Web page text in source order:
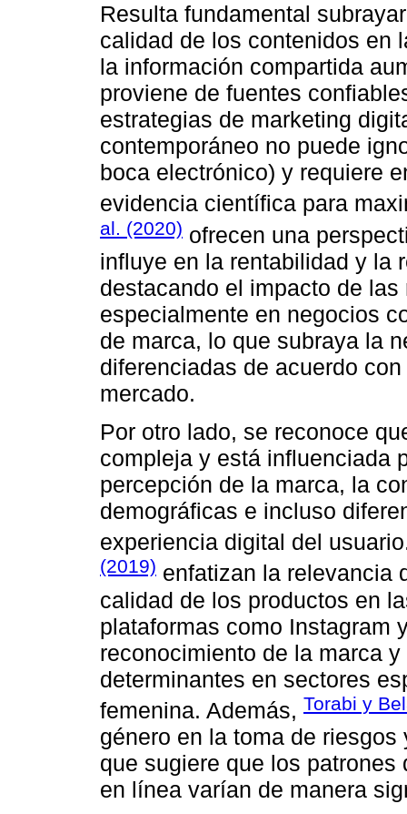
Resulta fundamental
calidad de los contenidos en
la información compartida
proviene de fuentes
estrategias de marketing
contemporáneo no puede
boca electrónico) y requiere
evidencia científica para
al. (2020) ofrecen una
influye en la rentabilidad y la
destacando el impacto de
especialmente en negocios
de marca, lo que subraya la
diferenciadas de acuerdo
mercado.
Por otro lado, se reconoce
compleja y está influenciada
percepción de la marca, la
demográficas e incluso
experiencia digital del
(2019) enfatizan la relevancia
calidad de los productos en
plataformas como Instagram
reconocimiento de la marca
determinantes en sectores
femenina. Además, Torabi y
género en la toma de
que sugiere que los
en línea varían de manera